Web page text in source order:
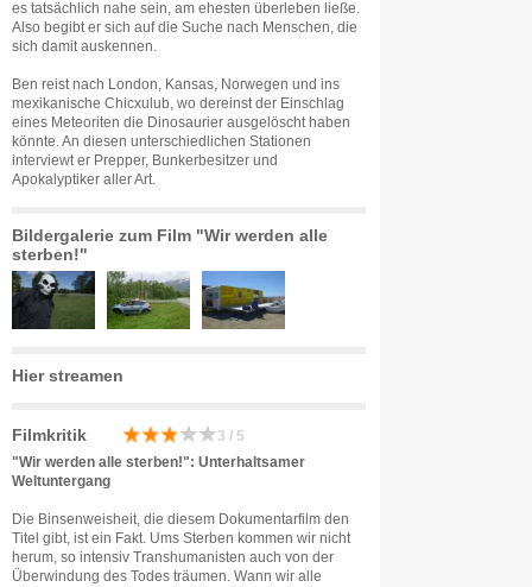
es tatsächlich nahe sein, am ehesten überleben ließe.
Also begibt er sich auf die Suche nach Menschen, die
sich damit auskennen.
Ben reist nach London, Kansas, Norwegen und ins
mexikanische Chicxulub, wo dereinst der Einschlag
eines Meteoriten die Dinosaurier ausgelöscht haben
könnte. An diesen unterschiedlichen Stationen
interviewt er Prepper, Bunkerbesitzer und
Apokalyptiker aller Art.
Bildergalerie zum Film "Wir werden alle
sterben!"
Hier streamen
Filmkritik 3 / 5
"Wir werden alle sterben!": Unterhaltsamer
Weltuntergang
Die Binsenweisheit, die diesem Dokumentarfilm den
Titel gibt, ist ein Fakt. Ums Sterben kommen wir nicht
herum, so intensiv Transhumanisten auch von der
Überwindung des Todes träumen. Wann wir alle